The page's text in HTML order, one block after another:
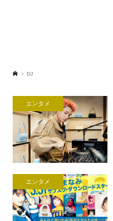
DJ
エンタメ
エンタメ